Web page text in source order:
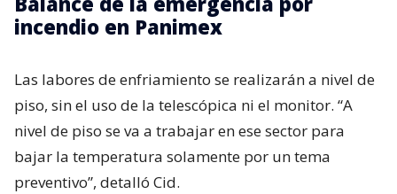
incendio en Panimex
Las labores de enfriamiento se realizarán a nivel de
piso, sin el uso de la telescópica ni el monitor. “A
nivel de piso se va a trabajar en ese sector para
bajar la temperatura solamente por un tema
preventivo”, detalló Cid.